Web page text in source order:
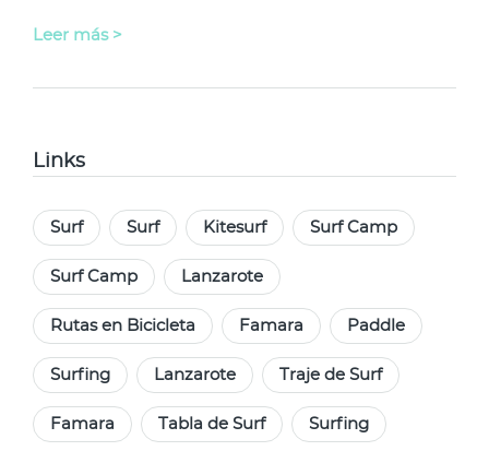
Leer más >
Links
Surf Surf Kitesurf Surf Camp
Surf Camp Lanzarote
Rutas en Bicicleta Famara Paddle
Surfing Lanzarote Traje de Surf
Famara Tabla de Surf Surfing